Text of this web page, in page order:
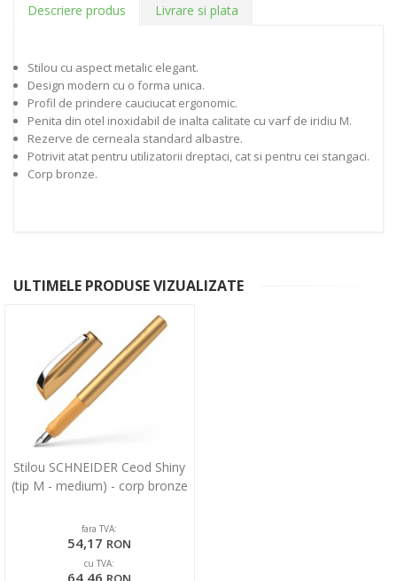
Descriere produs Livrare si plata
Stilou cu aspect metalic elegant.
Design modern cu o forma unica.
Profil de prindere cauciucat ergonomic.
Penita din otel inoxidabil de inalta calitate cu varf de iridiu M.
Rezerve de cerneala standard albastre.
Potrivit atat pentru utilizatorii dreptaci, cat si pentru cei stangaci.
Corp bronze.
ULTIMELE PRODUSE VIZUALIZATE
Stilou SCHNEIDER Ceod Shiny
(tip M - medium) - corp bronze
fara TVA:
54,17 RON
cu TVA:
64,46